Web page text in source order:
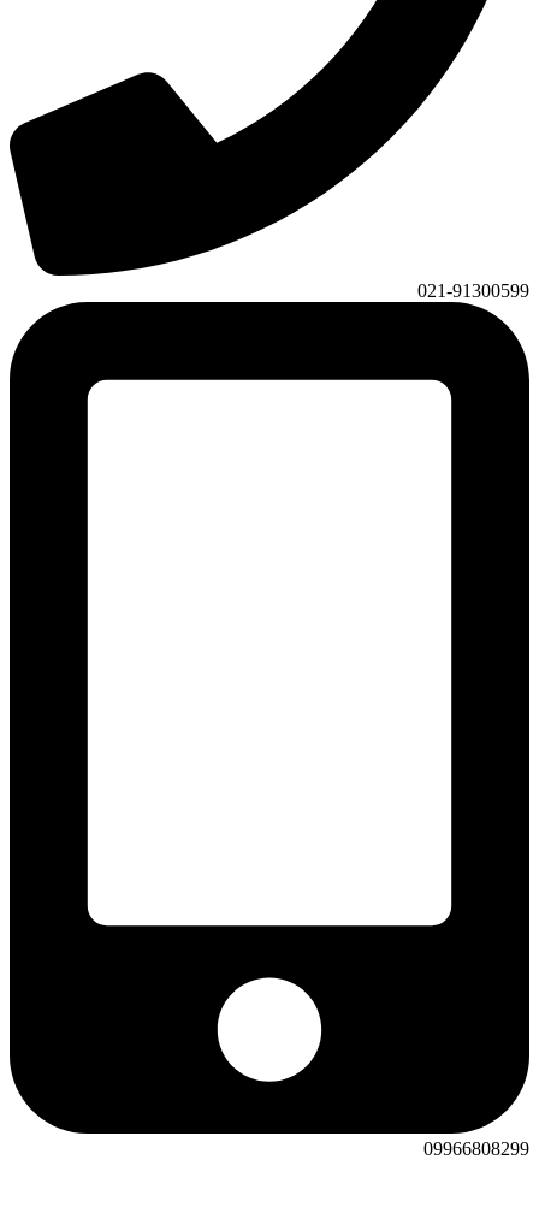
021-91300599
09966808299